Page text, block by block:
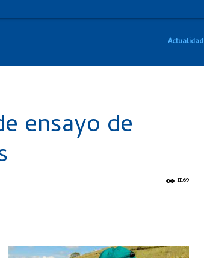
Actualidad
ensayo de
11169